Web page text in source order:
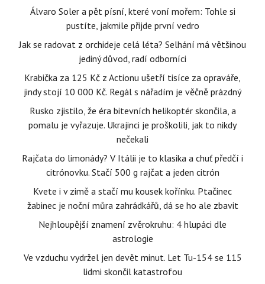
Álvaro Soler a pět písní, které voní mořem: Tohle si
pustíte, jakmile přijde první vedro
Jak se radovat z orchideje celá léta? Selhání má většinou
jediný důvod, radí odborníci
Krabička za 125 Kč z Actionu ušetří tisíce za opraváře,
jindy stojí 10 000 Kč. Regál s nářadím je věčně prázdný
Rusko zjistilo, že éra bitevních helikoptér skončila, a
pomalu je vyřazuje. Ukrajinci je proškolili, jak to nikdy
nečekali
Rajčata do limonády? V Itálii je to klasika a chuť předčí i
citrónovku. Stačí 500 g rajčat a jeden citrón
Kvete i v zimě a stačí mu kousek kořínku. Ptačinec
žabinec je noční můra zahrádkářů, dá se ho ale zbavit
Nejhloupější znamení zvěrokruhu: 4 hlupáci dle
astrologie
Ve vzduchu vydržel jen devět minut. Let Tu-154 se 115
lidmi skončil katastrofou